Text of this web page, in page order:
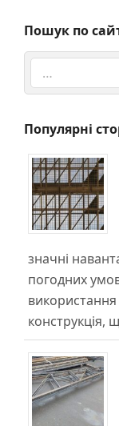
Пошук по
Search
Популярні
значні
погодних
конструкція,